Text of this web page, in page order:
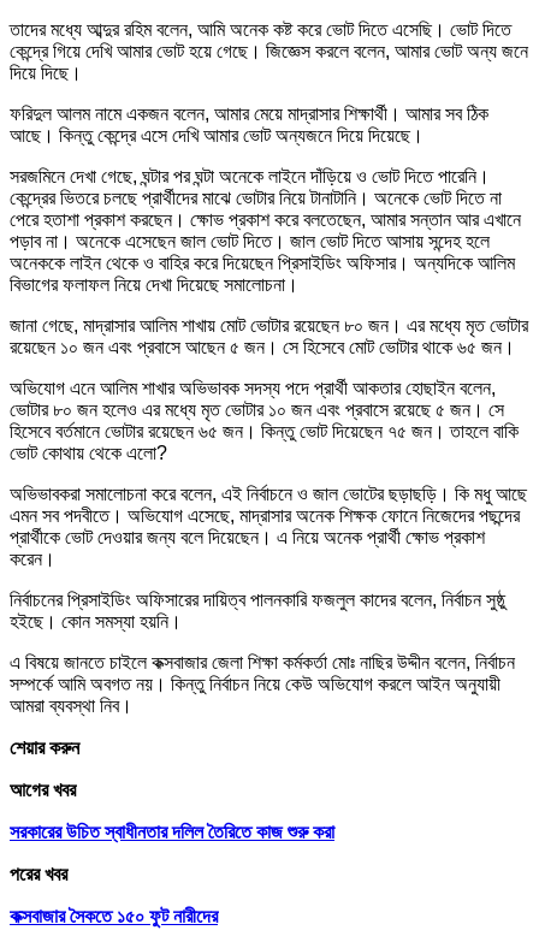
তাদের মধ্যে আব্দুর রহিম বলেন, আমি অনেক কষ্ট করে ভোট দিতে এসেছি। ভোট দিতে
কেন্দ্রে গিয়ে দেখি আমার ভোট হয়ে গেছে। জিজ্ঞেস করলে বলেন, আমার ভোট অন্য জনে
দিয়ে দিছে।
ফরিদুল আলম নামে একজন বলেন, আমার মেয়ে মাদ্রাসার শিক্ষার্থী। আমার সব ঠিক
আছে। কিন্তু কেন্দ্রে এসে দেখি আমার ভোট অন্যজনে দিয়ে দিয়েছে।
সরজমিনে দেখা গেছে, ঘন্টার পর ঘন্টা অনেকে লাইনে দাঁড়িয়ে ও ভোট দিতে পারেনি।
কেন্দ্রের ভিতরে চলছে প্রার্থীদের মাঝে ভোটার নিয়ে টানাটানি। অনেকে ভোট দিতে না
পেরে হতাশা প্রকাশ করছেন। ক্ষোভ প্রকাশ করে বলতেছেন, আমার সন্তান আর এখানে
পড়াব না। অনেকে এসেছেন জাল ভোট দিতে। জাল ভোট দিতে আসায় সন্দেহ হলে
অনেককে লাইন থেকে ও বাহির করে দিয়েছেন প্রিসাইডিং অফিসার। অন্যদিকে আলিম
বিভাগের ফলাফল নিয়ে দেখা দিয়েছে সমালোচনা।
জানা গেছে, মাদ্রাসার আলিম শাখায় মোট ভোটার রয়েছেন ৮০ জন। এর মধ্যে মৃত ভোটার
রয়েছেন ১০ জন এবং প্রবাসে আছেন ৫ জন। সে হিসেবে মোট ভোটার থাকে ৬৫ জন।
অভিযোগ এনে আলিম শাখার অভিভাবক সদস্য পদে প্রার্থী আকতার হোছাইন বলেন,
ভোটার ৮০ জন হলেও এর মধ্যে মৃত ভোটার ১০ জন এবং প্রবাসে রয়েছে ৫ জন। সে
হিসেবে বর্তমানে ভোটার রয়েছেন ৬৫ জন। কিন্তু ভোট দিয়েছেন ৭৫ জন। তাহলে বাকি
ভোট কোথায় থেকে এলো?
অভিভাবকরা সমালোচনা করে বলেন, এই নির্বাচনে ও জাল ভোটের ছড়াছড়ি। কি মধু আছে
এমন সব পদবীতে। অভিযোগ এসেছে, মাদ্রাসার অনেক শিক্ষক ফোনে নিজেদের পছন্দের
প্রার্থীকে ভোট দেওয়ার জন্য বলে দিয়েছেন। এ নিয়ে অনেক প্রার্থী ক্ষোভ প্রকাশ
করেন।
নির্বাচনের প্রিসাইডিং অফিসারের দায়িত্ব পালনকারি ফজলুল কাদের বলেন, নির্বাচন সুষ্ঠু
হইছে। কোন সমস্যা হয়নি।
এ বিষয়ে জানতে চাইলে কক্সবাজার জেলা শিক্ষা কর্মকর্তা মোঃ নাছির উদ্দীন বলেন, নির্বাচন
সম্পর্কে আমি অবগত নয়। কিন্তু নির্বাচন নিয়ে কেউ অভিযোগ করলে আইন অনুযায়ী
আমরা ব্যবস্থা নিব।
শেয়ার করুন
আগের খবর
সরকারের উচিত স্বাধীনতার দলিল তৈরিতে কাজ শুরু করা
পরের খবর
কক্সবাজার সৈকতে ১৫০ ফুট নারীদের